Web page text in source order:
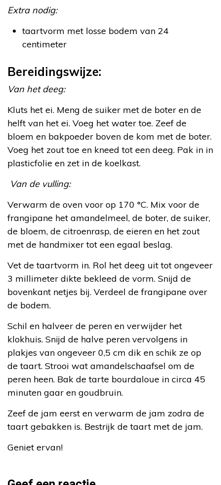
Extra nodig:
taartvorm met losse bodem van 24
centimeter
Bereidingswijze:
Van het deeg:
Kluts het ei. Meng de suiker met de boter en de
helft van het ei. Voeg het water toe. Zeef de
bloem en bakpoeder boven de kom met de boter.
Voeg het zout toe en kneed tot een deeg. Pak in in
plasticfolie en zet in de koelkast.
Van de vulling:
Verwarm de oven voor op 170 °C. Mix voor de
frangipane het amandelmeel, de boter, de suiker,
de bloem, de citroenrasp, de eieren en het zout
met de handmixer tot een egaal beslag.
Vet de taartvorm in. Rol het deeg uit tot ongeveer
3 millimeter dikte bekleed de vorm. Snijd de
bovenkant netjes bij. Verdeel de frangipane over
de bodem.
Schil en halveer de peren en verwijder het
klokhuis. Snijd de halve peren vervolgens in
plakjes van ongeveer 0,5 cm dik en schik ze op
de taart. Strooi wat amandelschaafsel om de
peren heen. Bak de tarte bourdaloue in circa 45
minuten gaar en goudbruin.
Zeef de jam eerst en verwarm de jam zodra de
taart gebakken is. Bestrijk de taart met de jam.
Geniet ervan!